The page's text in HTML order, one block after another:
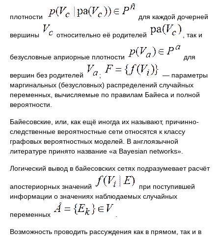
плотности для каждой дочерней
вершины относительно её родителей , так и
безусловные априорные плотности для
вершин без родителей ;
― параметры
маргинальных (безусловных) распределений случайных
переменных, вычисляемые по правилам Байеса и полной
вероятности.
Байесовские, или, как ещё иногда их называют, причинно-
следственные вероятностные сети относятся к классу
графовых вероятностных моделей. В англоязычной
литературе принято название «а Bayesian networks».
Логический вывод в байесовских сетях подразумевает расчёт
апостериорных значений
при поступившей
информации о значениях наблюдаемых случайных
переменных
Возможность проводить рассуждения как в прямом, так и в